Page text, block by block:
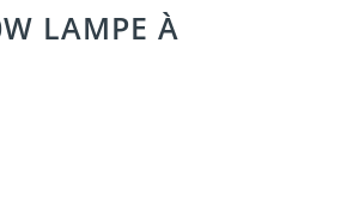
LAMPE À